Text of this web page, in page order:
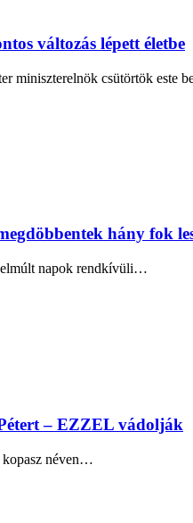
változás lépett életbe
miniszterelnök csütörtök este
hány fok
elmúlt napok rendkívüli…
– EZZEL vádolják
néven…